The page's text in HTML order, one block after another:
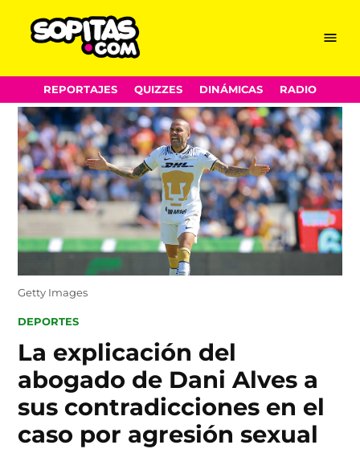
Skip
to
content
Menu
REPORTAJES QUIZZES DINÁMICAS RADIO
Getty Images
POSTED
DEPORTES
La explicación del
abogado de Dani Alves a
sus contradicciones en el
caso por agresión sexual